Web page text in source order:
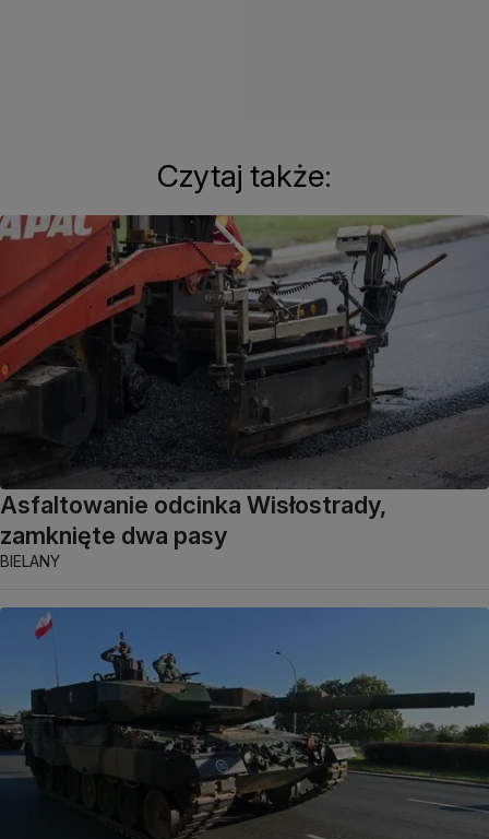
Czytaj także:
Asfaltowanie odcinka Wisłostrady,
zamknięte dwa pasy
BIELANY